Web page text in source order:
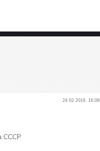
24.02.2019, 16:08
СССР